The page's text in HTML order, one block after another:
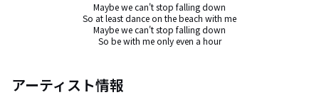
Maybe we can't stop falling down
So at least dance on the beach with me
Maybe we can't stop falling down
So be with me only even a hour
アーティスト情報